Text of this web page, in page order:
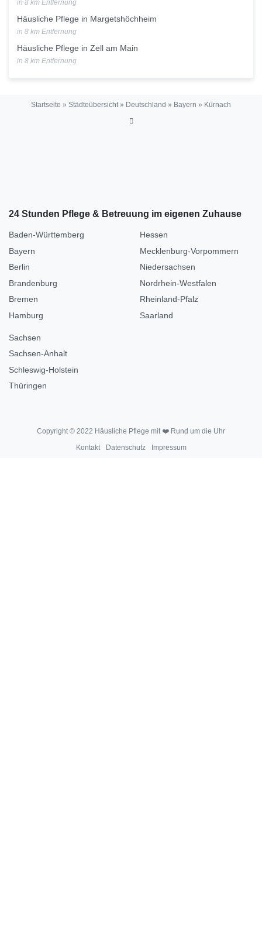
in 8 km Entfernung
Häusliche Pflege in Margetshöchheim
in 8 km Entfernung
Häusliche Pflege in Zell am Main
in 8 km Entfernung
Startseite » Städteübersicht» Deutschland » Bayern » Kürnach
24 Stunden Pflege & Betreuung im eigenen Zuhause
Baden-Württemberg
Bayern
Berlin
Brandenburg
Bremen
Hamburg
Hessen
Mecklenburg-Vorpommern
Niedersachsen
Nordrhein-Westfalen
Rheinland-Pfalz
Saarland
Sachsen
Sachsen-Anhalt
Schleswig-Holstein
Thüringen
Copyright © 2022 Häusliche Pflege mit ❤️ Rund um die Uhr
Kontakt
Datenschutz Impressum